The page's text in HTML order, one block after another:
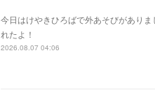
今日はけやきひろばで外あそびがあり
れたよ！
2026.08.07 04:06